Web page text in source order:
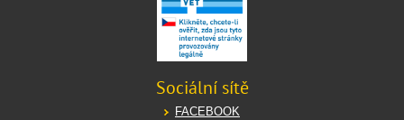
Sociální sítě
FACEBOOK